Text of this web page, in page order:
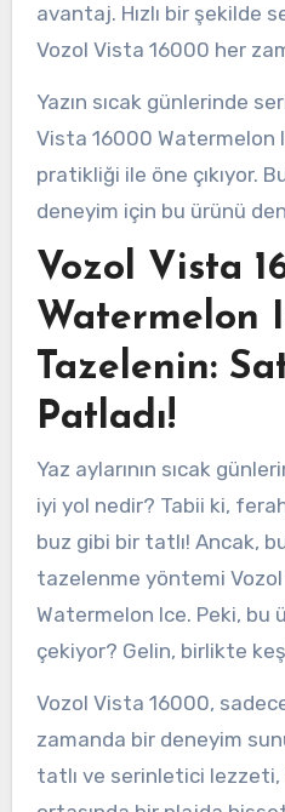
avantaj. Hızlı bir şekilde
Vozol Vista 16000 her
Yazın sıcak günlerinde
Vista 16000 Watermelon
pratikliği ile öne çıkıyor.
deneyim için bu ürünü
Vozol Vista
Watermelon
Tazelenin:
Patladı!
Yaz aylarının sıcak
iyi yol nedir? Tabii ki,
buz gibi bir tatlı! Ancak,
tazelenme yöntemi
Watermelon Ice. Peki, bu
çekiyor? Gelin, birlikte
Vozol Vista 16000,
zamanda bir deneyim
tatlı ve serinletici